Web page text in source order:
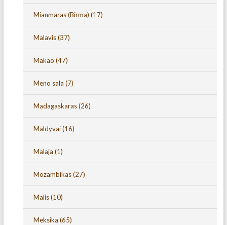
Mianmaras (Birma) (17)
Malavis(37)
Makao (47)
Meno sala (7)
Madagaskaras(26)
Maldyvai(16)
Malaja (1)
Mozambikas(27)
Malis(10)
Meksika (65)